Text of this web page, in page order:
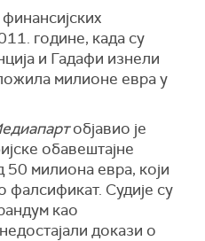
године, када су
и Гадафи изнели
милионе евра у
објавио је
обавештајне
милиона евра, који
фалсификат. Судије су
као
докази о